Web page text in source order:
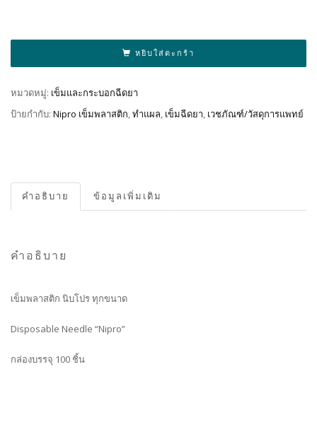
หยิบใส่ตะกร้า
หมวดหมู่: เข็มและกระบอกฉีดยา
ป้ายกำกับ: Nipro เข็มพลาสติก,ทำแผล, เข็มฉีดยา, เวชภัณฑ์/วัสดุการแพทย์
คำอธิบาย ข้อมูลเพิ่มเติม
คำอธิบาย
เข็มพลาสติก นิบโปร ทุกขนาด
Disposable Needle “Nipro”
กล่องบรรจุ 100 ชิ้น